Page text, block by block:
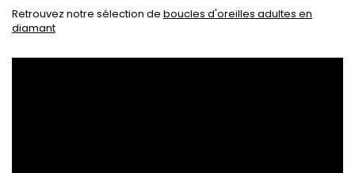
Retrouvez notre sélection de boucles d'oreilles adultes en
diamant